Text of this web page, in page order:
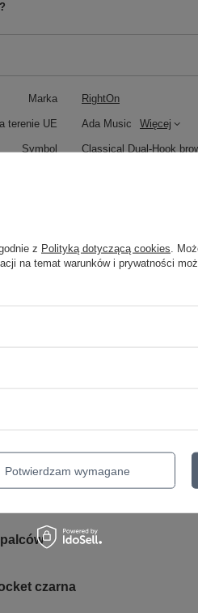
Marka RightOn
terenie UE Ada Music Więcej
Symbol Classical Dual-Hook
5 cm
MODEL Classical Dual-Hook
czarny
czarna
z Polityką dotyczącą cookies .
na temat warunków i prywatności
Potwierdzam wymagane